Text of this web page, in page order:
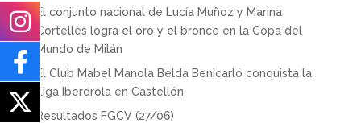
El conjunto nacional de Lucía Muñoz y Marina
Cortelles logra el oro y el bronce en la Copa del
Mundo de Milán
El Club Mabel Manola Belda Benicarló conquista la
Liga Iberdrola en Castellón
Resultados FGCV (27/06)